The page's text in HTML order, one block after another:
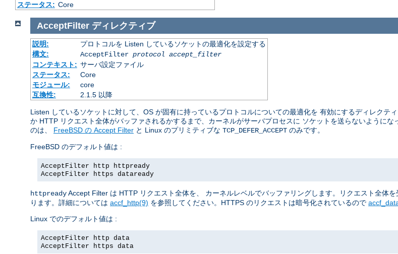
ステータス: Core
AcceptFilter ディレクティブ
説明:
プロトコルを Listen しているソケットの最適化を設定する
構文:
AcceptFilter protocol accept_filter
コンテキスト: サーバ設定ファイル
ステータス:
Core
モジュール:
core
互換性:
2.1.5 以降
Listen しているソケットに対して、OS が固有に持っているプロトコルについての最適化を 有効にするディレクテ
か HTTP リクエスト全体がバッファされるかするまで、カーネルがサーバプロセスに ソケットを送らないように
のは、 FreeBSD の Accept Filter と Linux のプリミティブな TCP_DEFER_ACCEPT のみです。
FreeBSD のデフォルト値は :
AcceptFilter http httpready
AcceptFilter https dataready
httpreadyAccept Filter は HTTP リクエスト全体を、 カーネルレベルでバッファリングします。リクエスト全体
ります。詳細については accf_http(9) を参照してください。HTTPS のリクエストは暗号化されているので
Linux でのデフォルト値は :
AcceptFilter http data
AcceptFilter https data